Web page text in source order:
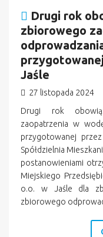
Drugi rok
zbiorowego
Jaśle
27 listopada 2024
Drugi rok
zaopatrzenia w
przygotowanej
Spółdzielnia
postanowieniami
Miejskiego
o.o. w Jaśle dla
zbiorowego